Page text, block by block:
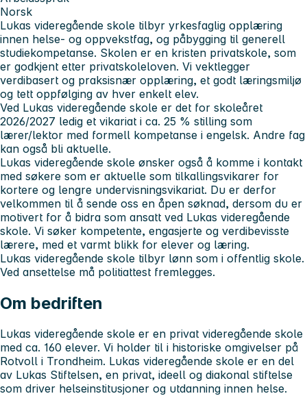
Norsk
Lukas videregående skole tilbyr yrkesfaglig opplæring
innen helse- og oppvekstfag, og påbygging til generell
studiekompetanse. Skolen er en kristen privatskole, som
er godkjent etter privatskoleloven. Vi vektlegger
verdibasert og praksisnær opplæring, et godt læringsmiljø
og tett oppfølging av hver enkelt elev.
Ved Lukas videregående skole er det for skoleåret
2026/2027 ledig et vikariat i ca. 25 % stilling som
lærer/lektor med formell kompetanse i engelsk. Andre fag
kan også bli aktuelle.
Lukas videregående skole ønsker også å komme i kontakt
med søkere som er aktuelle som tilkallingsvikarer for
kortere og lengre undervisningsvikariat. Du er derfor
velkommen til å sende oss en åpen søknad, dersom du er
motivert for å bidra som ansatt ved Lukas videregående
skole. Vi søker kompetente, engasjerte og verdibevisste
lærere, med et varmt blikk for elever og læring.
Lukas videregående skole tilbyr lønn som i offentlig skole.
Ved ansettelse må politiattest fremlegges.
Om bedriften
Lukas videregående skole er en privat videregående skole
med ca. 160 elever. Vi holder til i historiske omgivelser på
Rotvoll i Trondheim. Lukas videregående skole er en del
av Lukas Stiftelsen, en privat, ideell og diakonal stiftelse
som driver helseinstitusjoner og utdanning innen helse.